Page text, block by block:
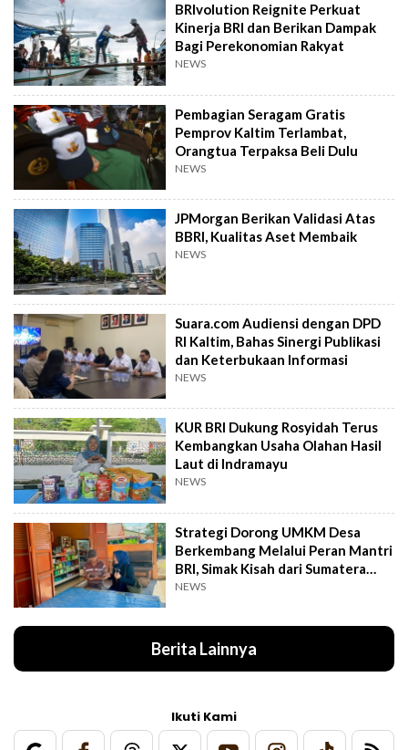
BRIvolution Reignite Perkuat
Kinerja BRI dan Berikan Dampak
Bagi Perekonomian Rakyat
NEWS
Pembagian Seragam Gratis
Pemprov Kaltim Terlambat,
Orangtua Terpaksa Beli Dulu
NEWS
JPMorgan Berikan Validasi Atas
BBRI, Kualitas Aset Membaik
NEWS
Suara.com Audiensi dengan DPD
RI Kaltim, Bahas Sinergi Publikasi
dan Keterbukaan Informasi
NEWS
KUR BRI Dukung Rosyidah Terus
Kembangkan Usaha Olahan Hasil
Laut di Indramayu
NEWS
Strategi Dorong UMKM Desa
Berkembang Melalui Peran Mantri
BRI, Simak Kisah dari Sumatera
Utara Ini
NEWS
Berita Lainnya
Ikuti Kami